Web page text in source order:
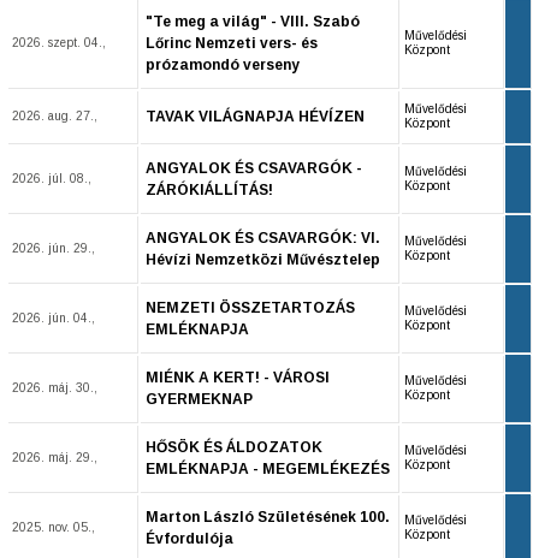
2026. szept. 04.,
"Te meg a világ" - VIII. Szabó
Lőrinc Nemzeti vers- és
prózamondó verseny
Művelődési
Központ
2026. aug. 27., TAVAK VILÁGNAPJA HÉVÍZEN
Művelődési
Központ
2026. júl. 08.,
ANGYALOK ÉS CSAVARGÓK -
ZÁRÓKIÁLLÍTÁS!
Művelődési
Központ
2026. jún. 29.,
ANGYALOK ÉS CSAVARGÓK: VI.
Hévízi Nemzetközi Művésztelep
Művelődési
Központ
2026. jún. 04.,
NEMZETI ÖSSZETARTOZÁS
EMLÉKNAPJA
Művelődési
Központ
2026. máj. 30.,
MIÉNK A KERT! - VÁROSI
GYERMEKNAP
Művelődési
Központ
2026. máj. 29.,
HŐSÖK ÉS ÁLDOZATOK
EMLÉKNAPJA - MEGEMLÉKEZÉS
Művelődési
Központ
2025. nov. 05.,
Marton László Születésének 100.
Évfordulója
Művelődési
Központ